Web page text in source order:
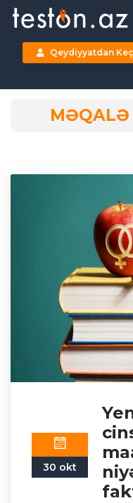
Qeydiyyatdan Keç
MƏQALƏ
30 okt